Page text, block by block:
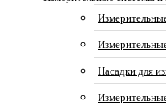
Насадки для